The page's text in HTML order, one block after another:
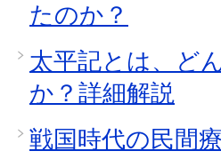
たのか？
太平記とは、ど
か？詳細解説
戦国時代の民間